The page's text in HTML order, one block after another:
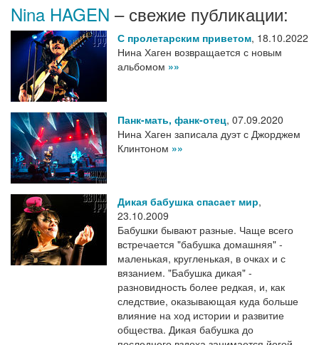
Nina HAGEN – свежие публикации:
С пролетарским приветом, 18.10.2022
Нина Хаген возвращается с новым
альбомом »»
Панк-мать, фанк-отец, 07.09.2020
Нина Хаген записала дуэт с Джорджем
Клинтоном »»
Дикая бабушка спасает мир,
23.10.2009
Бабушки бывают разные. Чаще всего
встречается "бабушка домашняя" -
маленькая, кругленькая, в очках и с
вязанием. "Бабушка дикая" -
разновидность более редкая, и, как
следствие, оказывающая куда больше
влияние на ход истории и развитие
общества. Дикая бабушка до